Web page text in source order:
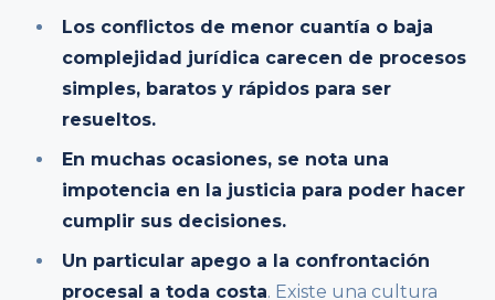
Los conflictos de menor cuantía o baja
complejidad jurídica carecen de procesos
simples, baratos y rápidos para ser
resueltos.
En muchas ocasiones, se nota una
impotencia en la justicia para poder hacer
cumplir sus decisiones.
Un particular apego a la confrontación
procesal a toda costa. Existe una cultura